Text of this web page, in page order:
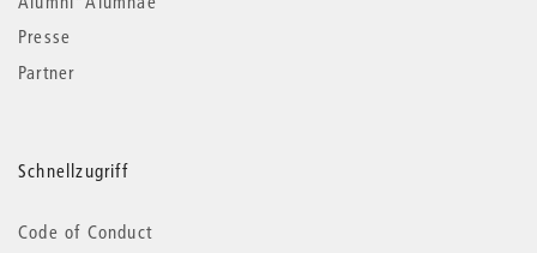
Presse
Partner
Schnellzugriff
Code of Conduct